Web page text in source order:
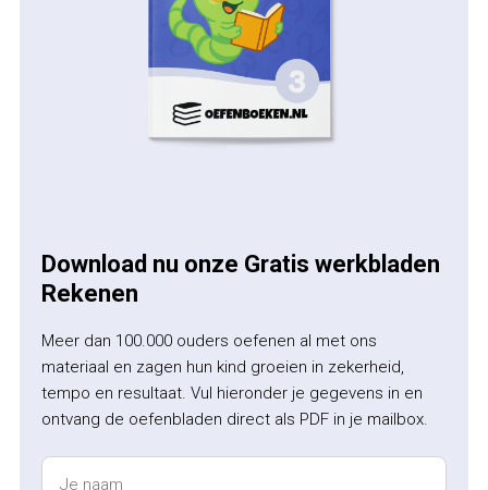
Download nu onze Gratis werkbladen
Rekenen
Meer dan 100.000 ouders oefenen al met ons
materiaal en zagen hun kind groeien in zekerheid,
tempo en resultaat. Vul hieronder je gegevens in en
ontvang de oefenbladen direct als PDF in je mailbox.